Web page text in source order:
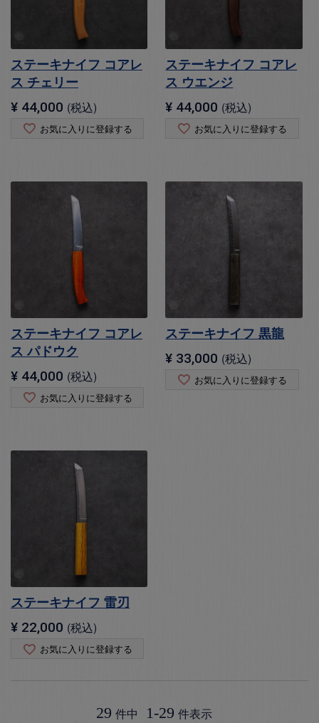
ステーキナイフ コアレ
ス チェリー
¥ 44,000 税込
お気に入りに登録する
ステーキナイフ コアレ
ス ウエンジ
¥ 44,000 税込
お気に入りに登録する
ステーキナイフ コアレ
ス パドウク
¥ 44,000 税込
お気に入りに登録する
ステーキナイフ 黒龍
¥ 33,000 税込
お気に入りに登録する
ステーキナイフ 雷刃
¥ 22,000 税込
お気に入りに登録する
29 件中 1-29 件表示